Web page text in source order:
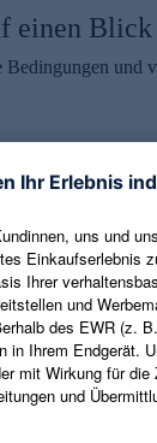
einen Blick
und
erhalten
und aktuelle
Als
Abmeldung ist